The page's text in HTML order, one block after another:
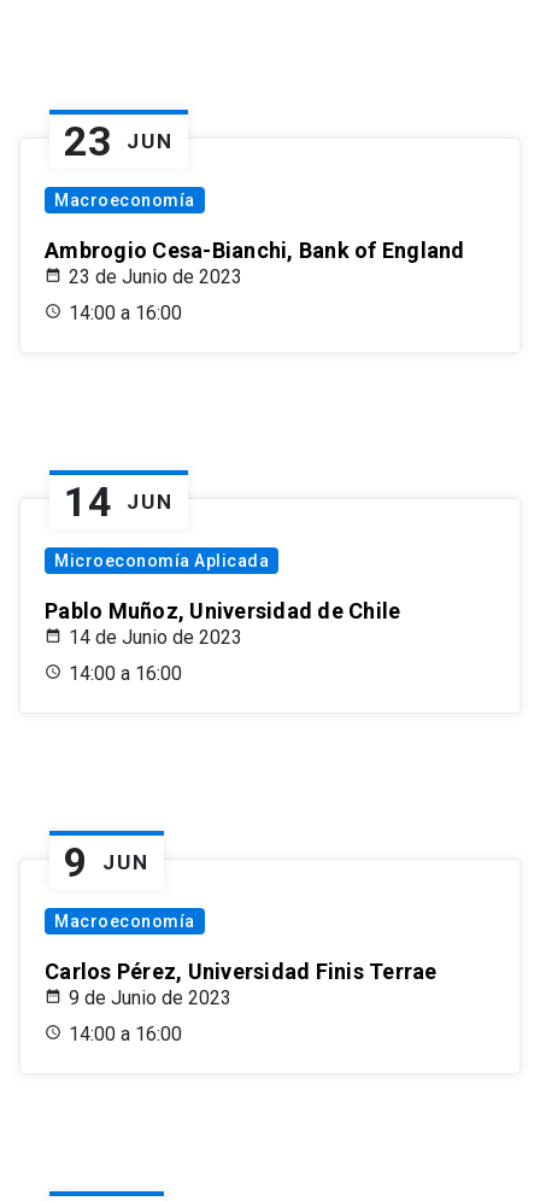
23 JUN
Macroeconomía
Ambrogio Cesa-Bianchi, Bank of England
23 de Junio de 2023
14:00 a 16:00
14 JUN
Microeconomía Aplicada
Pablo Muñoz, Universidad de Chile
14 de Junio de 2023
14:00 a 16:00
9 JUN
Macroeconomía
Carlos Pérez, Universidad Finis Terrae
9 de Junio de 2023
14:00 a 16:00